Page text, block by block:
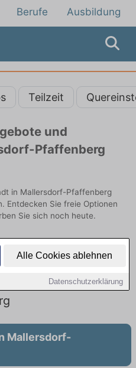
Alle Cookies ablehnen
Datenschutzerklärung
Berufe Ausbildung
Teilzeit
und
Pfaffenberg
in Mallersdorf-Pfaffenberg
Entdecken Sie freie Optionen
Sie sich noch heute.
Pfaffenberg bei
keine
in
Mallersdorf-